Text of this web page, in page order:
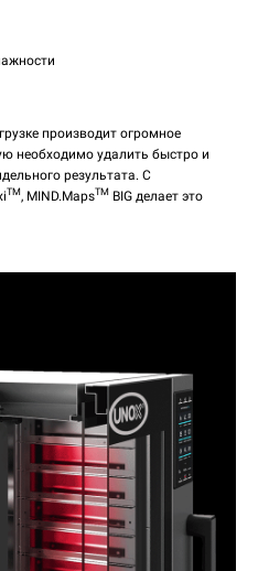
производит огромное
необходимо удалить быстро и
результата. С
TM , MIND.MapsTM BIG делает это